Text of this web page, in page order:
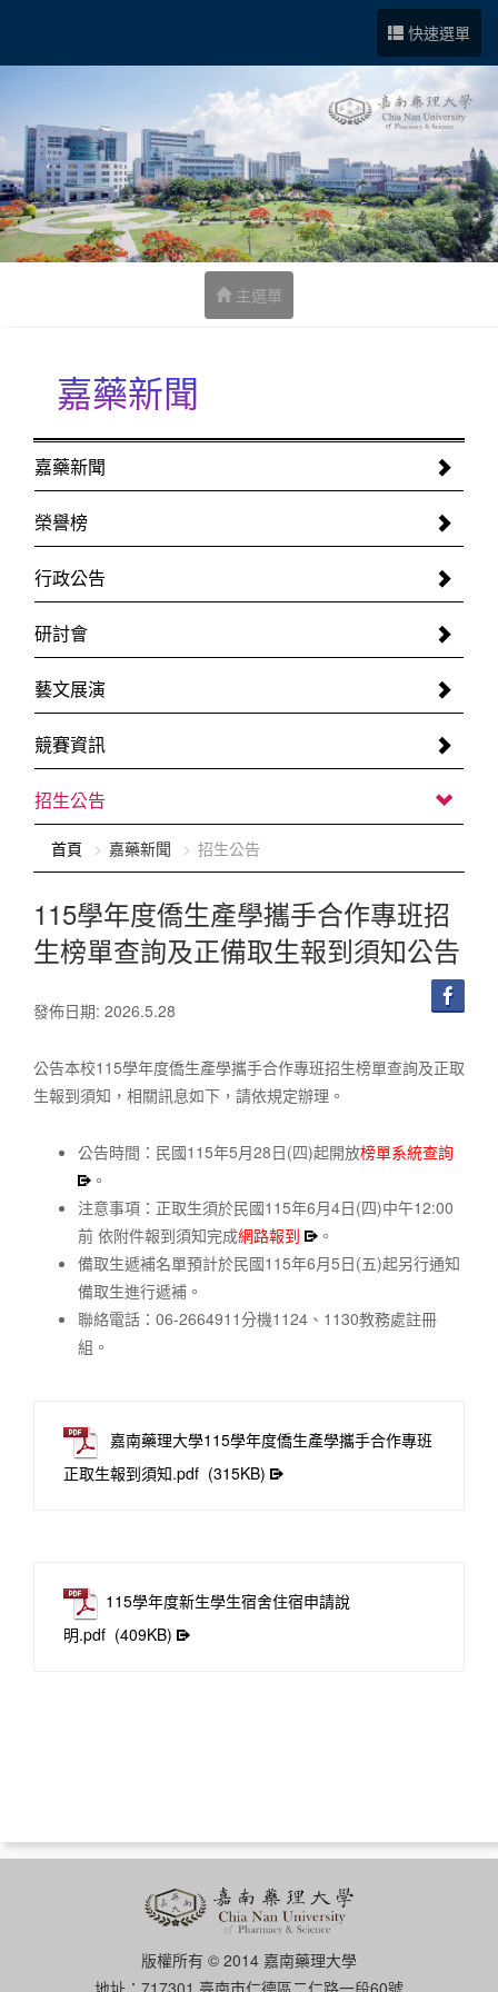
快速選單
主選單
嘉藥新聞
嘉藥新聞
榮譽榜
行政公告
研討會
藝文展演
競賽資訊
招生公告
首頁 嘉藥新聞 招生公告
115學年度僑生產學攜手合作專班招
生榜單查詢及正備取生報到須知公告
發佈日期: 2026.5.28
公告本校115學年度僑生產學攜手合作專班招生榜單查詢及正取
生報到須知，相關訊息如下，請依規定辦理。
公告時間：民國115年5月28日(四)起開放榜單系統查詢
。
注意事項：正取生須於民國115年6月4日(四)中午12:00
前 依附件報到須知完成網路報到
。
備取生遞補名單預計於民國115年6月5日(五)起另行通知
備取生進行遞補。
聯絡電話：06-2664911分機1124、1130教務處註冊
組。
嘉南藥理大學115學年度僑生產學攜手合作專班
正取生報到須知.pdf (315KB)
115學年度新生學生宿舍住宿申請說
明.pdf (409KB)
版權所有 © 2014 嘉南藥理大學
地址：717301 臺南市仁德區二仁路一段60號